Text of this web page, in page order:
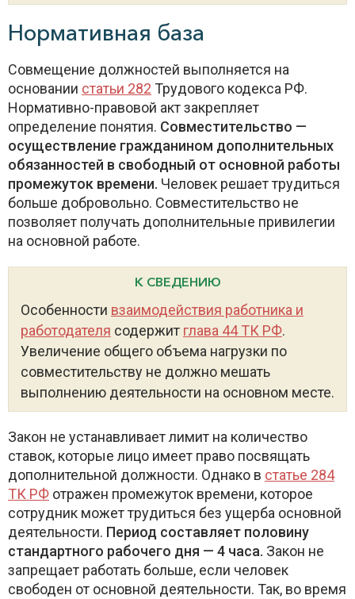
Нормативная база
Совмещение должностей выполняется на
основании статьи 282 Трудового кодекса РФ.
Нормативно-правовой акт закрепляет
определение понятия. Совместительство —
осуществление гражданином дополнительных
обязанностей в свободный от основной работы
промежуток времени. Человек решает трудиться
больше добровольно. Совместительство не
позволяет получать дополнительные привилегии
на основной работе.
К СВЕДЕНИЮ
Особенности взаимодействия работника и
работодателя содержит глава 44 ТК РФ.
Увеличение общего объема нагрузки по
совместительству не должно мешать
выполнению деятельности на основном месте.
Закон не устанавливает лимит на количество
ставок, которые лицо имеет право посвящать
дополнительной должности. Однако в статье 284
ТК РФ отражен промежуток времени, которое
сотрудник может трудиться без ущерба основной
деятельности. Период составляет половину
стандартного рабочего дня — 4 часа. Закон не
запрещает работать больше, если человек
свободен от основной деятельности. Так, во время